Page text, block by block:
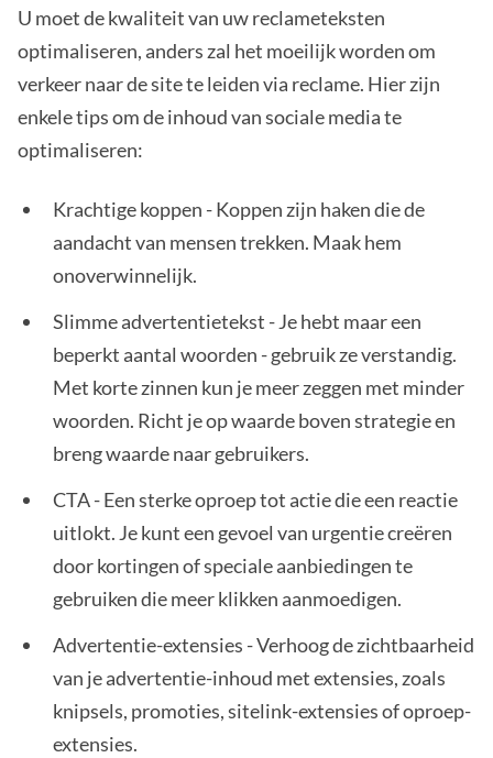
U moet de kwaliteit van uw reclameteksten
optimaliseren, anders zal het moeilijk worden om
verkeer naar de site te leiden via reclame. Hier zijn
enkele tips om de inhoud van sociale media te
optimaliseren:
Krachtige koppen - Koppen zijn haken die de
aandacht van mensen trekken. Maak hem
onoverwinnelijk.
Slimme advertentietekst - Je hebt maar een
beperkt aantal woorden - gebruik ze verstandig.
Met korte zinnen kun je meer zeggen met minder
woorden. Richt je op waarde boven strategie en
breng waarde naar gebruikers.
CTA - Een sterke oproep tot actie die een reactie
uitlokt. Je kunt een gevoel van urgentie creëren
door kortingen of speciale aanbiedingen te
gebruiken die meer klikken aanmoedigen.
Advertentie-extensies - Verhoog de zichtbaarheid
van je advertentie-inhoud met extensies, zoals
knipsels, promoties, sitelink-extensies of oproep-
extensies.